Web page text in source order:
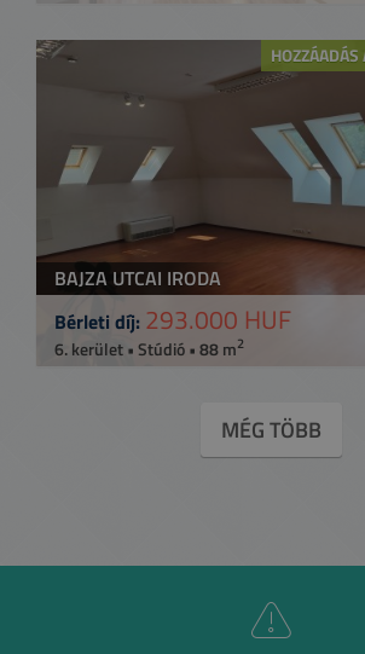
BAJZA UTCAI IRODA
Bérleti díj: 293.000 HUF
6. kerület • Stúdió • 88 m2
MÉG TÖBB